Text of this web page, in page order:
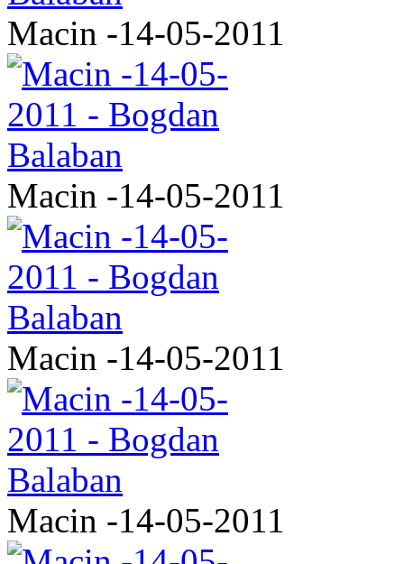
Macin -14-05-2011
Macin -14-05-2011
Macin -14-05-2011
Macin -14-05-2011